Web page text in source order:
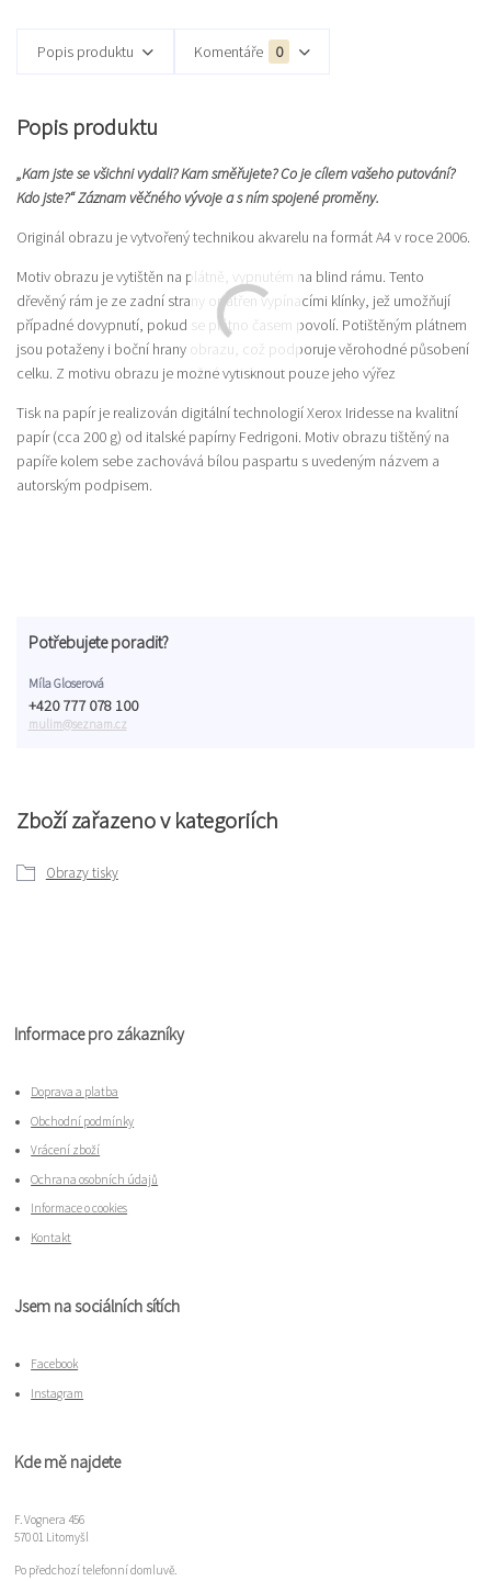
Popis produktu Komentáře 0
Popis produktu
„Kam jste se všichni vydali? Kam směřujete? Co je cílem vašeho putování?
Kdo jste?“ Záznam věčného vývoje a s ním spojené proměny.
Originál obrazu je vytvořený technikou akvarelu na formát A4 v roce 2006.
Motiv obrazu je vytištěn na plátně, vypnutém na blind rámu. Tento
dřevěný rám je ze zadní strany opatřen vypínacími klínky, jež umožňují
případné dovypnutí, pokud se plátno časem povolí. Potištěným plátnem
jsou potaženy i boční hrany obrazu, což podporuje věrohodné působení
celku. Z motivu obrazu je možné vytisknout pouze jeho výřez
Tisk na papír je realizován digitální technologií Xerox Iridesse na kvalitní
papír (cca 200 g) od italské papírny Fedrigoni. Motiv obrazu tištěný na
papíře kolem sebe zachovává bílou paspartu s uvedeným názvem a
autorským podpisem.
Zboží zařazeno v kategoriích
Obrazy tisky
Potřebujete poradit?
Míla Gloserová
+420 777 078 100
mulim@seznam.cz
Informace pro zákazníky
Doprava a platba
Obchodní podmínky
Vrácení zboží
Ochrana osobních údajů
Informace o cookies
Kontakt
Jsem na sociálních sítích
Facebook
Instagram
Kde mě najdete
F. Vognera 456
570 01 Litomyšl
Po předchozí telefonní domluvě.